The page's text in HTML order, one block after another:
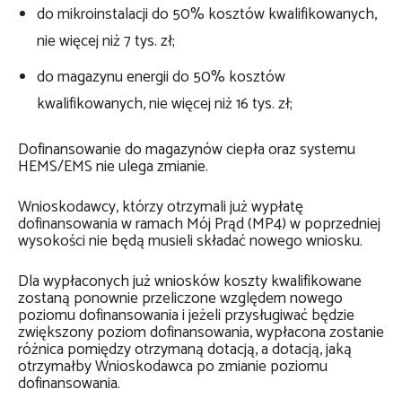
do mikroinstalacji do 50% kosztów kwalifikowanych,
nie więcej niż 7 tys. zł;
do magazynu energii do 50% kosztów
kwalifikowanych, nie więcej niż 16 tys. zł;
Dofinansowanie do magazynów ciepła oraz systemu
HEMS/EMS nie ulega zmianie.
Wnioskodawcy, którzy otrzymali już wypłatę
dofinansowania w ramach Mój Prąd (MP4) w poprzedniej
wysokości nie będą musieli składać nowego wniosku.
Dla wypłaconych już wniosków koszty kwalifikowane
zostaną ponownie przeliczone względem nowego
poziomu dofinansowania i jeżeli przysługiwać będzie
zwiększony poziom dofinansowania, wypłacona zostanie
różnica pomiędzy otrzymaną dotacją, a dotacją, jaką
otrzymałby Wnioskodawca po zmianie poziomu
dofinansowania.